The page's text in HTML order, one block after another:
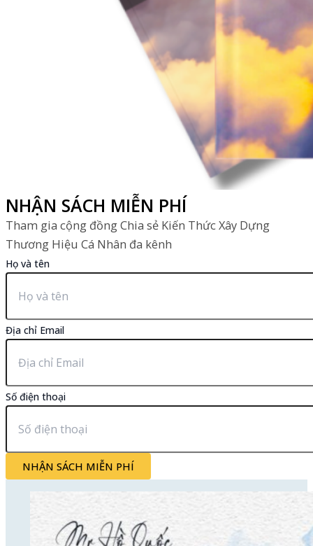
NHẬN SÁCH MIỄN PHÍ
Tham gia cộng đồng Chia sẻ Kiến Thức Xây Dựng
Thương Hiệu Cá Nhân đa kênh
Họ và tên
Địa chỉ Email
Số điện thoại
NHẬN SÁCH MIỄN PHÍ